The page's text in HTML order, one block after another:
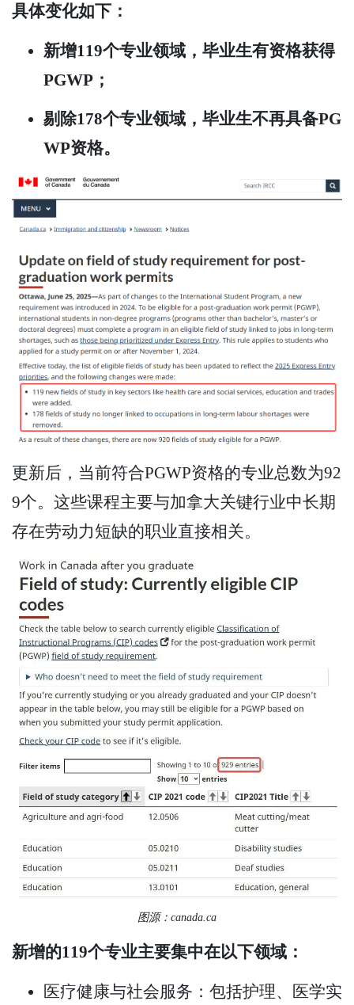
具体变化如下：
新增119个专业领域，毕业生有资格获得
PGWP；
剔除178个专业领域，毕业生不再具备PG
WP资格。
更新后，当前符合PGWP资格的专业总数为92
9个。这些课程主要与加拿大关键行业中长期
存在劳动力短缺的职业直接相关。
图源：canada.ca
新增的119个专业主要集中在以下领域：
医疗健康与社会服务：包括护理、医学实